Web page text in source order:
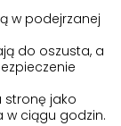
w podejrzanej
do oszusta, a
stronę jako
w ciągu godzin.